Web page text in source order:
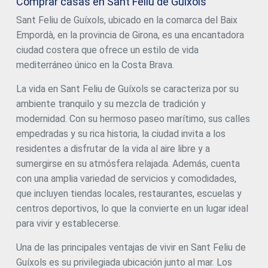
Sant Feliu de Guíxols, ubicado en la comarca del Baix
Empordà, en la provincia de Girona, es una encantadora
ciudad costera que ofrece un estilo de vida
mediterráneo único en la Costa Brava.
La vida en Sant Feliu de Guíxols se caracteriza por su
ambiente tranquilo y su mezcla de tradición y
modernidad. Con su hermoso paseo marítimo, sus calles
empedradas y su rica historia, la ciudad invita a los
residentes a disfrutar de la vida al aire libre y a
sumergirse en su atmósfera relajada. Además, cuenta
con una amplia variedad de servicios y comodidades,
que incluyen tiendas locales, restaurantes, escuelas y
centros deportivos, lo que la convierte en un lugar ideal
para vivir y establecerse.
Una de las principales ventajas de vivir en Sant Feliu de
Guíxols es su privilegiada ubicación junto al mar. Los